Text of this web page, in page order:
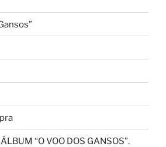
“O VOO DOS GANSOS”.